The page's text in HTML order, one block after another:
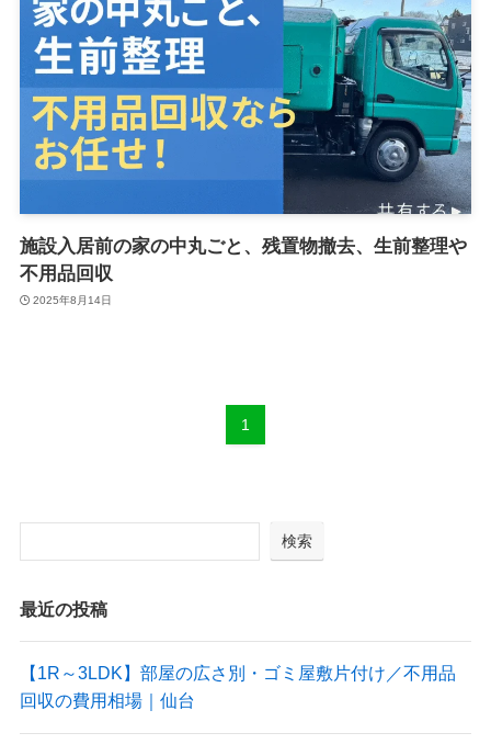
施設入居前の家の中丸ごと、残置物撤去、生前整理や
不用品回収
2025年8月14日
1
検索
最近の投稿
【1R～3LDK】部屋の広さ別・ゴミ屋敷片付け／不用品
回収の費用相場｜仙台